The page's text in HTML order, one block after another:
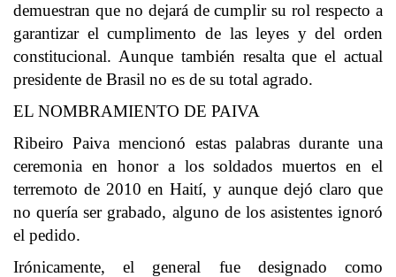
demuestran que no dejará de cumplir su rol respecto a
garantizar el cumplimento de las leyes y del orden
constitucional. Aunque también resalta que el actual
presidente de Brasil no es de su total agrado.
EL NOMBRAMIENTO DE PAIVA
Ribeiro Paiva mencionó estas palabras durante una
ceremonia en honor a los soldados muertos en el
terremoto de 2010 en Haití, y aunque dejó claro que
no quería ser grabado, alguno de los asistentes ignoró
el pedido.
Irónicamente, el general fue designado como